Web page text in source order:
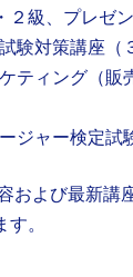
２級、プレゼ
験対策講座（
ティング（販
ジャー検定試
および最新講
す。